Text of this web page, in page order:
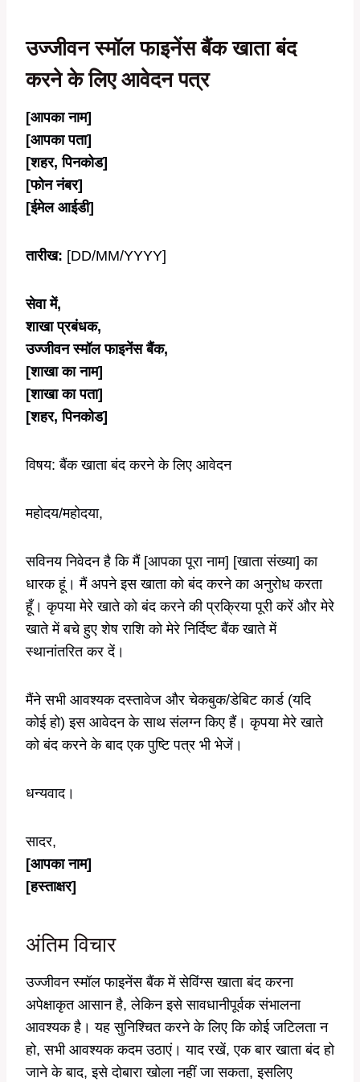
उज्जीवन स्मॉल फाइनेंस बैंक खाता बंद
करने के लिए आवेदन पत्र
[आपका नाम]
[आपका पता]
[शहर, पिनकोड]
[फोन नंबर]
[ईमेल आईडी]
तारीख: [DD/MM/YYYY]
सेवा में,
शाखा प्रबंधक,
उज्जीवन स्मॉल फाइनेंस बैंक,
[शाखा का नाम]
[शाखा का पता]
[शहर, पिनकोड]
विषय: बैंक खाता बंद करने के लिए आवेदन
महोदय/महोदया,
सविनय निवेदन है कि मैं [आपका पूरा नाम] [खाता संख्या] का
धारक हूं। मैं अपने इस खाता को बंद करने का अनुरोध करता
हूँ। कृपया मेरे खाते को बंद करने की प्रक्रिया पूरी करें और मेरे
खाते में बचे हुए शेष राशि को मेरे निर्दिष्ट बैंक खाते में
स्थानांतरित कर दें।
मैंने सभी आवश्यक दस्तावेज और चेकबुक/डेबिट कार्ड (यदि
कोई हो) इस आवेदन के साथ संलग्न किए हैं। कृपया मेरे खाते
को बंद करने के बाद एक पुष्टि पत्र भी भेजें।
धन्यवाद।
सादर,
[आपका नाम]
[हस्ताक्षर]
अंतिम विचार
उज्जीवन स्मॉल फाइनेंस बैंक में सेविंग्स खाता बंद करना
अपेक्षाकृत आसान है, लेकिन इसे सावधानीपूर्वक संभालना
आवश्यक है। यह सुनिश्चित करने के लिए कि कोई जटिलता न
हो, सभी आवश्यक कदम उठाएं। याद रखें, एक बार खाता बंद हो
जाने के बाद, इसे दोबारा खोला नहीं जा सकता, इसलिए